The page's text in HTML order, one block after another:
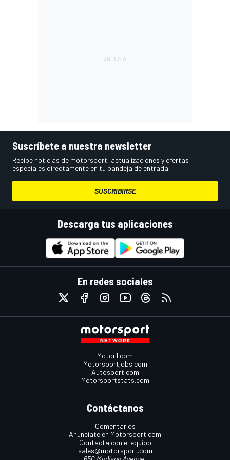
Suscríbete a nuestra newsletter
Recibe noticias de motorsport, actualizaciones y ofertas
especiales directamente en tu bandeja de entrada.
SUSCRIBIRSE
Descarga tus aplicaciones
En redes sociales
Motor1.com
Motorsportjobs.com
Autosport.com
Motorsportstats.com
Contáctanos
Comentarios
Anúnciate en Motorsport.com
Contacta con el equipo
sales@motorsport.com